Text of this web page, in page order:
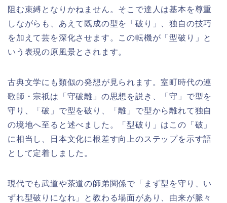
阻む束縛となりかねません。そこで達人は基本を尊重
しながらも、あえて既成の型を「破り」、独自の技巧
を加えて芸を深化させます。この転機が「型破り」と
いう表現の原風景とされます。
古典文学にも類似の発想が見られます。室町時代の連
歌師・宗祇は「守破離」の思想を説き、「守」で型を
守り、「破」で型を破り、「離」で型から離れて独自
の境地へ至ると述べました。「型破り」はこの「破」
に相当し、日本文化に根差す向上のステップを示す語
として定着しました。
現代でも武道や茶道の師弟関係で「まず型を守り、い
ずれ型破りになれ」と教わる場面があり、由来が脈々